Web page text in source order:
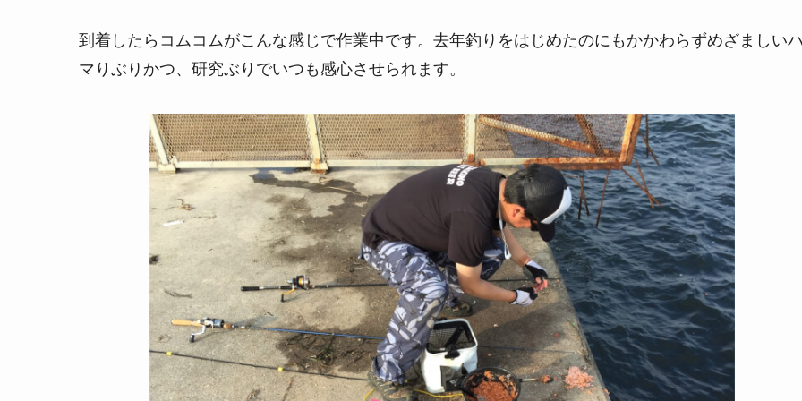
到着したらコムコムがこんな感じで作業中です。去年釣りをはじめたのにもかかわらずめざましい
マりぶりかつ、研究ぶりでいつも感心させられます。